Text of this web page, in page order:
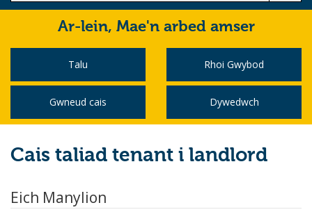
Ar-lein, Mae'n arbed amser
Talu Rhoi Gwybod
Gwneud cais Dywedwch
Cais taliad tenant i landlord
Eich Manylion